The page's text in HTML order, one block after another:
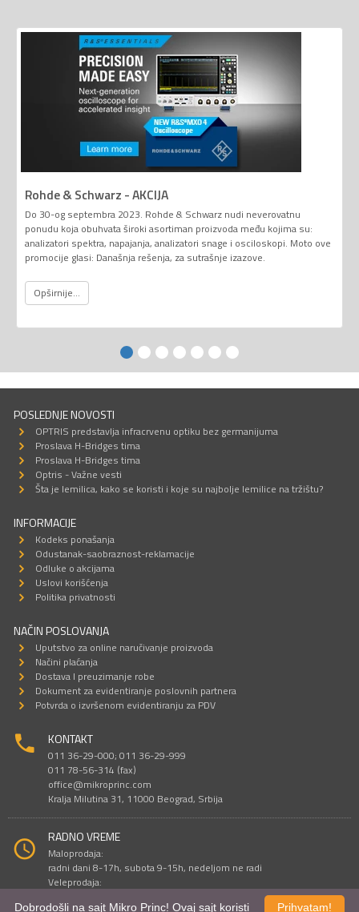
Rohde & Schwarz - AKCIJA
Do 30-og septembra 2023. Rohde & Schwarz nudi neverovatnu
ponudu koja obuhvata široki asortiman proizvoda među kojima su:
analizatori spektra, napajanja, analizatori snage i osciloskopi. Moto ove
promocije glasi: Današnja rešenja, za sutrašnje izazove.
Opširnije...
POSLEDNJE NOVOSTI
OPTRIS predstavlja infracrvenu optiku bez germanijuma
Proslava H-Bridges tima
Proslava H-Bridges tima
Optris - Važne vesti
Šta je lemilica, kako se koristi i koje su najbolje lemilice na tržištu?
INFORMACIJE
Kodeks ponašanja
Odustanak-saobraznost-reklamacije
Odluke o akcijama
Uslovi korišćenja
Politika privatnosti
NAČIN POSLOVANJA
Uputstvo za online naručivanje proizvoda
Načini plaćanja
Dostava I preuzimanje robe
Dokument za evidentiranje poslovnih partnera
Potvrda o izvršenom evidentiranju za PDV
KONTAKT
011 36-29-000; 011 36-29-999
011 78-56-314 (fax)
office@mikroprinc.com
Kralja Milutina 31, 11000 Beograd, Srbija
RADNO VREME
Maloprodaja:
radni dani 8-17h, subota 9-15h, nedeljom ne radi
Veleprodaja:
Prihvatam!
Dobrodošli na sajt Mikro Princ! Ovaj sajt koristi